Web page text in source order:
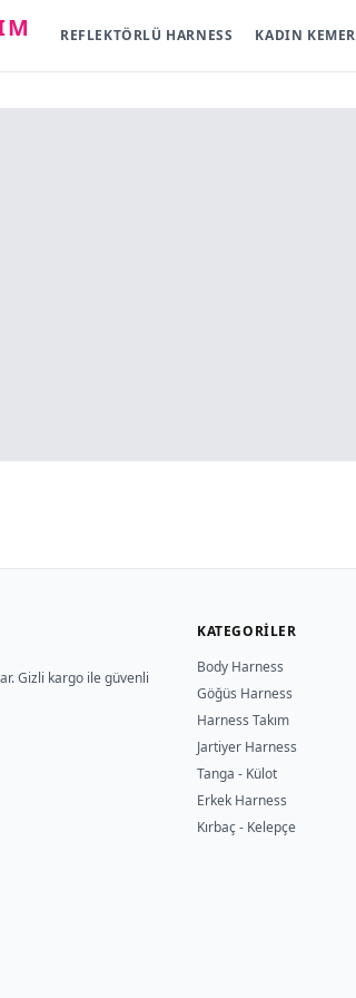
REFLEKTÖRLÜ HARNESS KADIN KEMER
Gizli kargo ile güvenli
KATEGORILER
Body Harness
Göğüs Harness
Harness Takım
Jartiyer Harness
Tanga - Külot
Erkek Harness
Kırbaç - Kelepçe